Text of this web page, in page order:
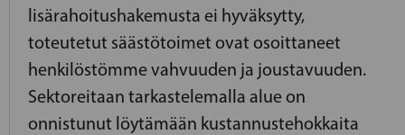
lisärahoitushakemusta ei hyväksytty,
toteutetut säästötoimet ovat osoittaneet
henkilöstömme vahvuuden ja joustavuuden.
Sektoreitaan tarkastelemalla alue on
onnistunut löytämään kustannustehokkaita